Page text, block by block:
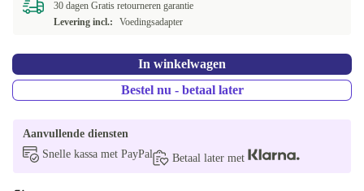
PT (Portugees)
30 dagen Gratis retourneren garantie
Levering incl.:
Voedingsadapter
In winkelwagen
Bestel nu - betaal later
Aanvullende diensten
Snelle kassa met PayPal
Betaal later met